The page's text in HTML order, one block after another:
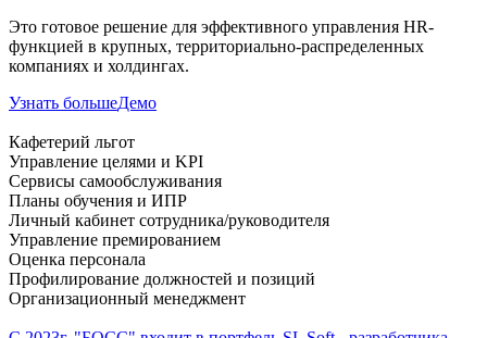
Это готовое решение для эффективного управления HR-
функцией в крупных, территориально-распределенных
компаниях и холдингах.
Узнать большеДемо
Кафетерий льгот
Управление целями и KPI
Сервисы самообслуживания
Планы обучения и ИПР
Личный кабинет сотрудника/руководителя
Управление премированием
Оценка персонала
Профилирование должностей и позиций
Организационный менеджмент